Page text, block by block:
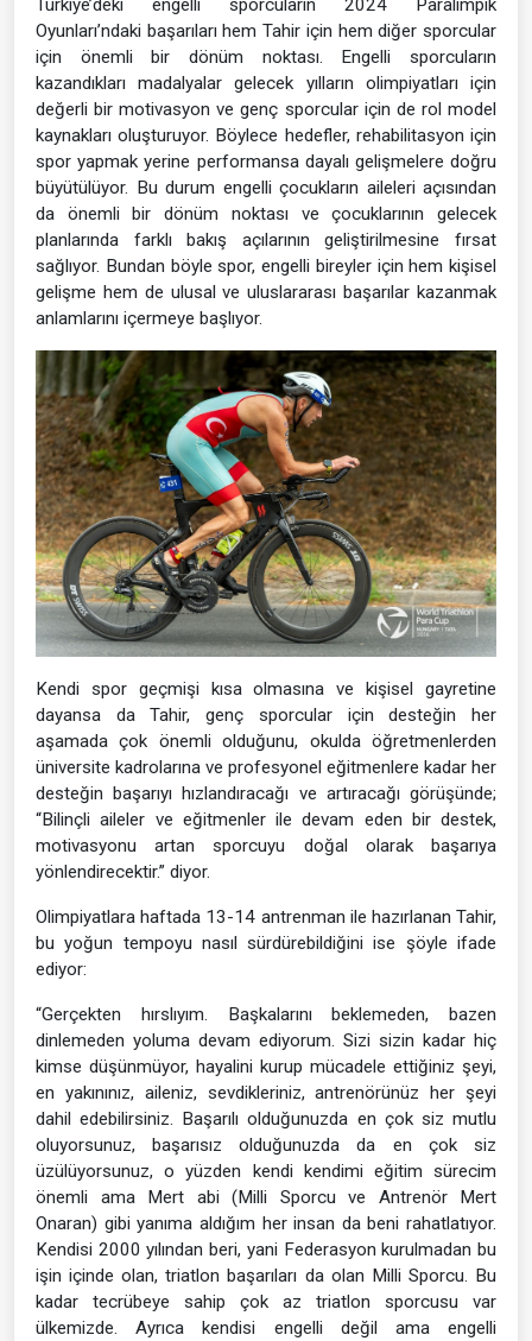
Türkiye’deki engelli sporcuların 2024 Paralimpik
Oyunları’ndaki başarıları hem Tahir için hem diğer sporcular
için önemli bir dönüm noktası. Engelli sporcuların
kazandıkları madalyalar gelecek yılların olimpiyatları için
değerli bir motivasyon ve genç sporcular için de rol model
kaynakları oluşturuyor. Böylece hedefler, rehabilitasyon için
spor yapmak yerine performansa dayalı gelişmelere doğru
büyütülüyor. Bu durum engelli çocukların aileleri açısından
da önemli bir dönüm noktası ve çocuklarının gelecek
planlarında farklı bakış açılarının geliştirilmesine fırsat
sağlıyor. Bundan böyle spor, engelli bireyler için hem kişisel
gelişme hem de ulusal ve uluslararası başarılar kazanmak
anlamlarını içermeye başlıyor.
Kendi spor geçmişi kısa olmasına ve kişisel gayretine
dayansa da Tahir, genç sporcular için desteğin her
aşamada çok önemli olduğunu, okulda öğretmenlerden
üniversite kadrolarına ve profesyonel eğitmenlere kadar her
desteğin başarıyı hızlandıracağı ve artıracağı görüşünde;
“Bilinçli aileler ve eğitmenler ile devam eden bir destek,
motivasyonu artan sporcuyu doğal olarak başarıya
yönlendirecektir.” diyor.
Olimpiyatlara haftada 13-14 antrenman ile hazırlanan Tahir,
bu yoğun tempoyu nasıl sürdürebildiğini ise şöyle ifade
ediyor:
“Gerçekten hırslıyım. Başkalarını beklemeden, bazen
dinlemeden yoluma devam ediyorum. Sizi sizin kadar hiç
kimse düşünmüyor, hayalini kurup mücadele ettiğiniz şeyi,
en yakınınız, aileniz, sevdikleriniz, antrenörünüz her şeyi
dahil edebilirsiniz. Başarılı olduğunuzda en çok siz mutlu
oluyorsunuz, başarısız olduğunuzda da en çok siz
üzülüyorsunuz, o yüzden kendi kendimi eğitim sürecim
önemli ama Mert abi (Milli Sporcu ve Antrenör Mert
Onaran) gibi yanıma aldığım her insan da beni rahatlatıyor.
Kendisi 2000 yılından beri, yani Federasyon kurulmadan bu
işin içinde olan, triatlon başarıları da olan Milli Sporcu. Bu
kadar tecrübeye sahip çok az triatlon sporcusu var
ülkemizde. Ayrıca kendisi engelli değil ama engelli